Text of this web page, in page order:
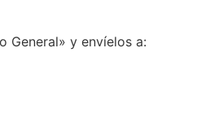
General» y envíelos a: